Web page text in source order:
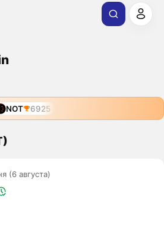
NOT 6925
(6 августа)